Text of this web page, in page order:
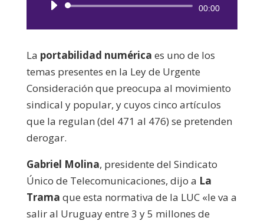
Reproductor
00:00
La portabilidad numérica es uno de los
temas presentes en la Ley de Urgente
Consideración que preocupa al movimiento
sindical y popular, y cuyos cinco artículos
que la regulan (del 471 al 476) se pretenden
derogar.
Gabriel Molina, presidente del Sindicato
Único de Telecomunicaciones, dijo a La
Trama que esta normativa de la LUC «le va a
salir al Uruguay entre 3 y 5 millones de